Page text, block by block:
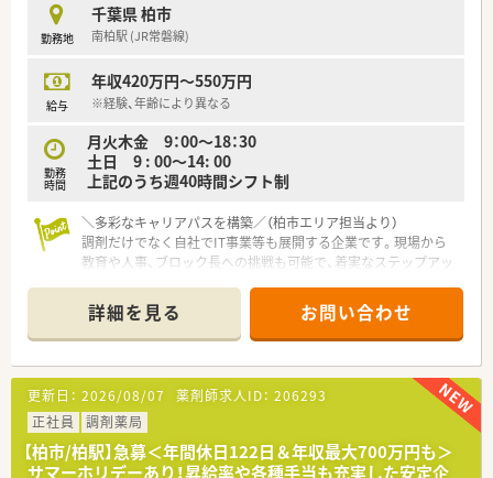
勤務地
千葉県 柏市
南柏駅 (JR常磐線)
給与
年収420万円～550万円
※経験、年齢により異なる
勤務
時間
月火木金 9：00～18：30
土日 9 : 00～14: 00
上記のうち週40時間シフト制
＼多彩なキャリアパスを構築／（柏市エリア担当より）
調剤だけでなく自社でIT事業等も展開する企業です。現場から
教育や人事、ブロック長への挑戦も可能で、着実なステップアッ
＊------------------------------------------＊
【店舗情報と応需状況について】
■最寄り駅の南柏駅から徒歩13分ほどの場所にあり、クリニッ
クモール内に併設されている好立地の調剤薬局です。
■処方箋は循環器内科、眼科、小児科がメインであり、幅広い年
齢層の患者様に対応できるためスキルが磨けます。
■1日あたり110枚から120枚ほどの処方箋を応需しており、地
域密着型の医療機関として親しまれています。
詳細を見る お問い合わせ
更新日： 2026/08/07 薬剤師求人ID： 206293
正社員
調剤薬局
【柏市/柏駅】急募＜年間休日122日＆年収最大700万円も＞
サマーホリデーあり！昇給率や各種手当も充実した安定企